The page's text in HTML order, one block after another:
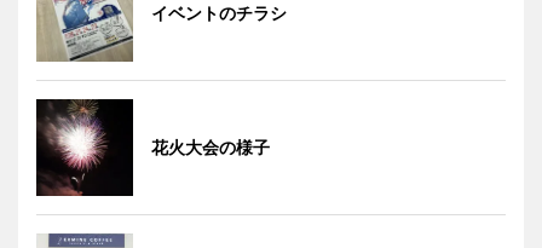
イベントのチラシ
花火大会の様子